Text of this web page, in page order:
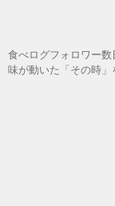
食べログフォロワー
味が動いた「その時」